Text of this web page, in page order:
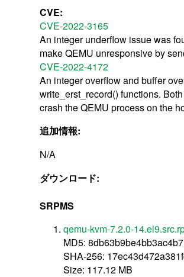
CVE:
CVE-2022-3165
An integer underflow issue was
make QEMU unresponsive by
CVE-2022-4172
An integer overflow and buffer
write_erst_record() functions.
crash the QEMU process on the
追加情報:
N/A
ダウンロード:
SRPMS
qemu-kvm-7.2.0-
MD5:
SHA-256:
Size: 117.12 MB